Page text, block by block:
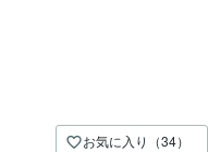
お気に入り（34）